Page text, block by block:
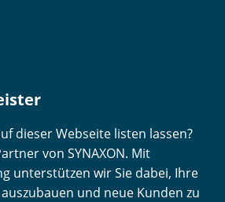
dieser Webseite listen lassen?
von SYNAXON. Mit
unterstützen wir Sie dabei, Ihre
und neue Kunden zu